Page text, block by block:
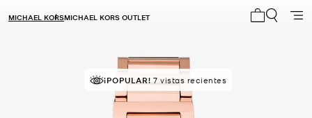
MICHAEL KORSMICHAEL KORS OUTLET
¡POPULAR! 7 vistas recientes